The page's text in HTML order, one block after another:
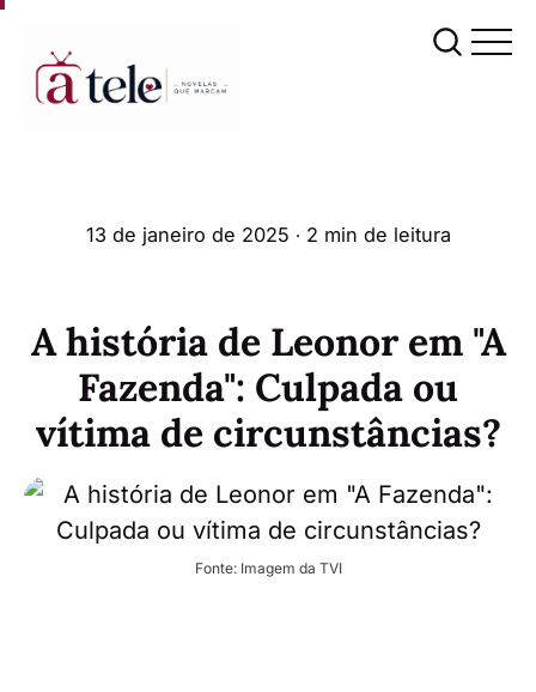
13 de janeiro de 2025 ∙ 2 min de leitura
A história de Leonor em "A
Fazenda": Culpada ou
vítima de circunstâncias?
Fonte: Imagem da TVI